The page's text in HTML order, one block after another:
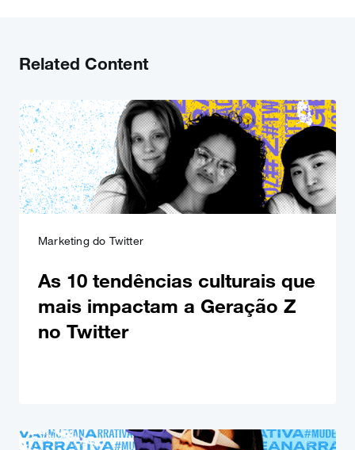
Related Content
Marketing do Twitter
As 10 tendências culturais que
mais impactam a Geração Z
no Twitter